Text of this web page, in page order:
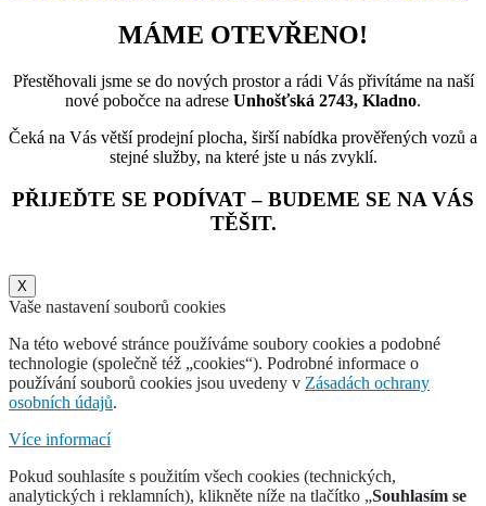
MÁME OTEVŘENO!
Přestěhovali jsme se do nových prostor a rádi Vás přivítáme na naší
nové pobočce na adrese Unhošťská 2743, Kladno.
Čeká na Vás větší prodejní plocha, širší nabídka prověřených vozů a
stejné služby, na které jste u nás zvyklí.
PŘIJEĎTE SE PODÍVAT – BUDEME SE NA VÁS
TĚŠIT.
X
Vaše nastavení souborů cookies
Na této webové stránce používáme soubory cookies a podobné
technologie (společně též „cookies“). Podrobné informace o
používání souborů cookies jsou uvedeny v Zásadách ochrany
osobních údajů.
Více informací
Pokud souhlasíte s použitím všech cookies (technických,
analytických i reklamních), klikněte níže na tlačítko „Souhlasím se